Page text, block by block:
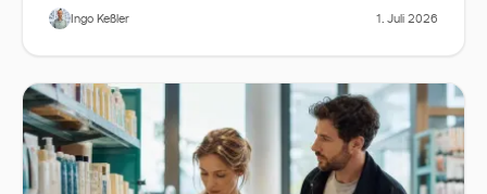
entdecken Produkte über Familie und Freunde,
fünf Konsequenzen für Familienmarken im DACH-
Raum.
Ingo Keßler 1. Juli 2026